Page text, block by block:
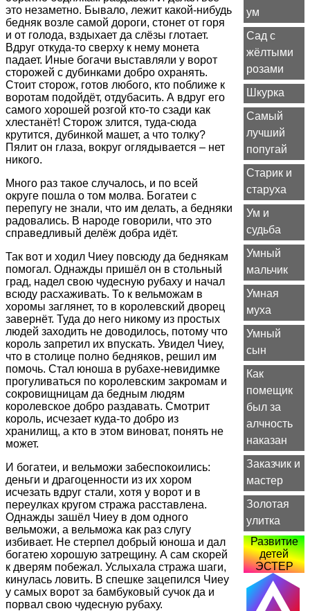
ум
Сад с
жёлтыми
розами
Шкурка
Самый
лучший
попугай
Старик и
старуха
Ум и
судьба
Умный
мальчик
Умная
муха
Умный
сын
Как
помещик
был за
алчность
наказан
Заказчик и
мастер
Золотая
улитка
Развитие
детей
ЭСТЕР
это незаметно. Бывало, лежит какой-нибудь
бедняк возле самой дороги, стонет от горя
и от голода, вздыхает да слёзы глотает.
Вдруг откуда-то сверху к нему монета
падает. Иные богачи выставляли у ворот
сторожей с дубинками добро охранять.
Стоит сторож, готов любого, кто поближе к
воротам подойдёт, отдубасить. А вдруг его
самого хорошей розгой кто-то сзади как
хлестанёт! Сторож злится, туда-сюда
крутится, дубинкой машет, а что толку?
Пялит он глаза, вокруг оглядывается – нет
никого.
Много раз такое случалось, и по всей
округе пошла о том молва. Богатеи с
перепугу не знали, что им делать, а бедняки
радовались. В народе говорили, что это
справедливый делёж добра идёт.
Так вот и ходил Чиеу повсюду да беднякам
помогал. Однажды пришёл он в стольный
град, надел свою чудесную рубаху и начал
всюду расхаживать. То к вельможам в
хоромы заглянет, то в королевский дворец
завернёт. Туда до него никому из простых
людей заходить не доводилось, потому что
король запретил их впускать. Увидел Чиеу,
что в столице полно бедняков, решил им
помочь. Стал юноша в рубахе-невидимке
прогуливаться по королевским закромам и
сокровищницам да бедным людям
королевское добро раздавать. Смотрит
король, исчезает куда-то добро из
хранилищ, а кто в этом виноват, понять не
может.
И богатеи, и вельможи забеспокоились:
деньги и драгоценности из их хором
исчезать вдруг стали, хотя у ворот и в
переулках кругом стража расставлена.
Однажды зашёл Чиеу в дом одного
вельможи, а вельможа как раз слугу
избивает. Не стерпел добрый юноша и дал
богатею хорошую затрещину. А сам скорей
к дверям побежал. Услыхала стража шаги,
кинулась ловить. В спешке зацепился Чиеу
у самых ворот за бамбуковый сучок да и
порвал свою чудесную рубаху.